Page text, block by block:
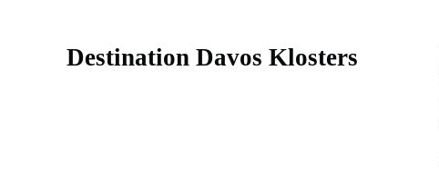
Destination Davos Klosters